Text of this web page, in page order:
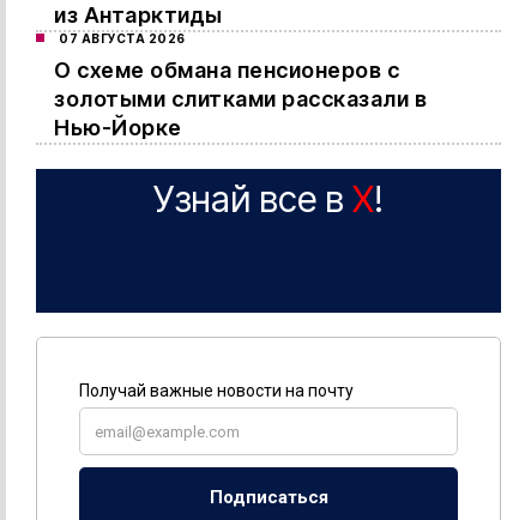
из Антарктиды
07 АВГУСТА 2026
О схеме обмана пенсионеров с
золотыми слитками рассказали в
Нью-Йорке
Узнай все в X!